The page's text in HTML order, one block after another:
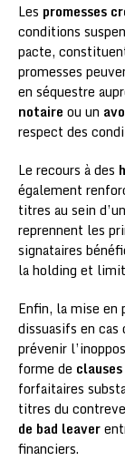
Les promesses
conditions
pacte,
promesses
en séquestre
notaire ou un
respect des
Le recours à des
également
titres au sein
reprennent les
signataires
la holding et
Enfin, la mise en
dissuasifs en
prévenir
forme de
forfaitaires
titres du
de bad leaver
financiers.